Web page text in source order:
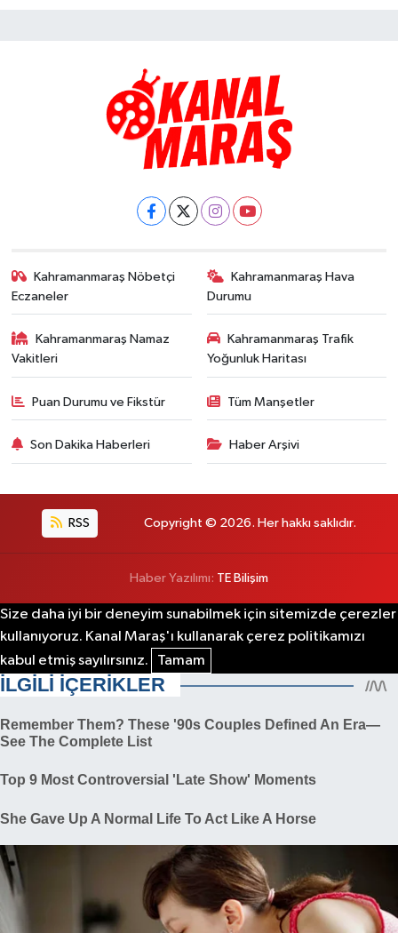
Kahramanmaraş Nöbetçi
Eczaneler
Kahramanmaraş Hava
Durumu
Kahramanmaraş Namaz
Vakitleri
Kahramanmaraş Trafik
Yoğunluk Haritası
Puan Durumu ve Fikstür Tüm Manşetler
Son Dakika Haberleri Haber Arşivi
RSS Copyright © 2026. Her hakkı saklıdır.
Haber Yazılımı: TE Bilişim
Size daha iyi bir deneyim sunabilmek için sitemizde çerezler
kullanıyoruz. Kanal Maraş'ı kullanarak çerez politikamızı
kabul etmiş sayılırsınız.
Tamam